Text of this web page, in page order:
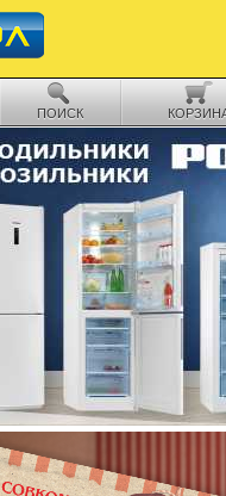
Автоматически определен
ПОИСК